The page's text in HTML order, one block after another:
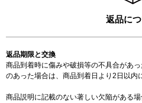
返品に
返品期限と交換
商品到着時に傷みや破損等の不具合があ
のあった場合は、商品到着日より2日以内
商品説明に記載のない著しい欠陥がある